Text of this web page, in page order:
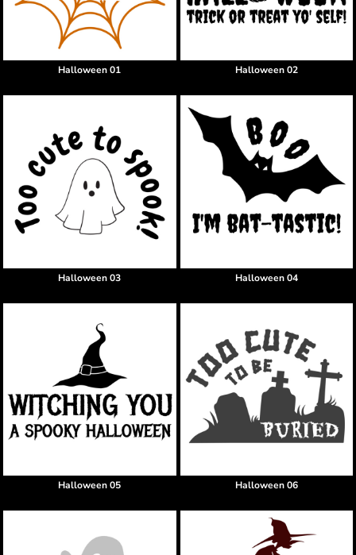
Halloween 01 Halloween 02
Halloween 03 Halloween 04
Halloween 05 Halloween 06